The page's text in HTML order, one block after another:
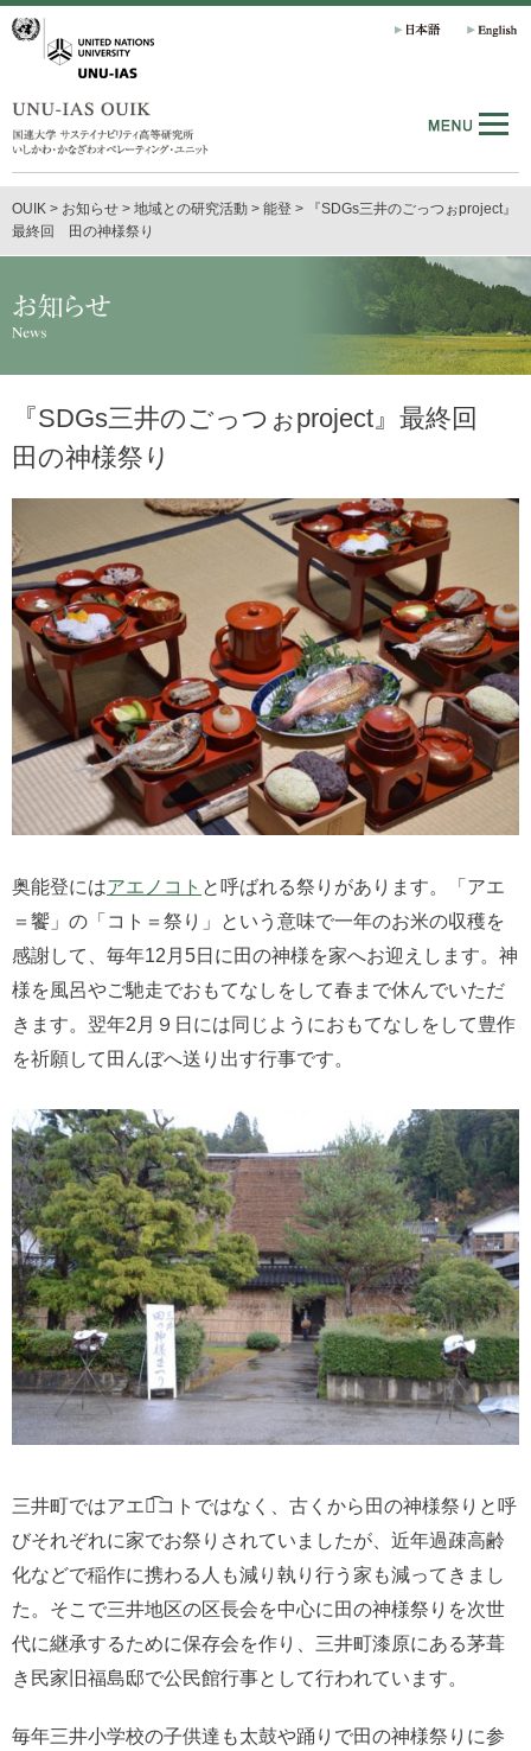
OUIK > お知らせ > 地域との研究活動 > 能登 >
『SDGs三井のごっつぉproject』
最終回 田の神様祭り
『SDGs三井のごっつぉproject』最終回
田の神様祭り
奥能登にはアエノコト と呼ばれる祭りがあります。「アエ
＝饗」の「コト＝祭り」という意味で一年のお米の収穫を
感謝して、毎年12月5日に田の神様を家へお迎えします。神
様を風呂やご馳走でおもてなしをして春まで休んでいただ
きます。翌年2月９日には同じようにおもてなしをして豊作
を祈願して田んぼへ送り出す行事です。
三井町ではアエノ͡コトではなく、古くから田の神様祭りと呼
びそれぞれに家でお祭りされていましたが、近年過疎高齢
化などで稲作に携わる人も減り執り行う家も減ってきまし
た。そこで三井地区の区長会を中心に田の神様祭りを次世
代に継承するために保存会を作り、三井町漆原にある茅葺
き民家旧福島邸で公民館行事として行われています。
毎年三井小学校の子供達も太鼓や踊りで田の神様祭りに参